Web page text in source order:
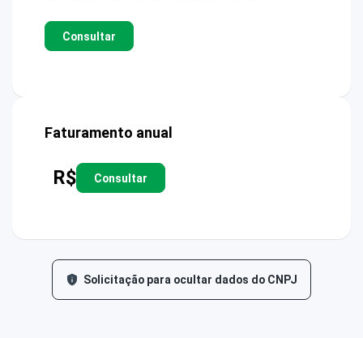
Consultar
Faturamento anual
R$ Consultar
Solicitação para ocultar dados do CNPJ